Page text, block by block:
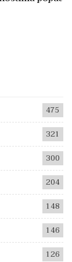
475
321
300
204
148
146
126